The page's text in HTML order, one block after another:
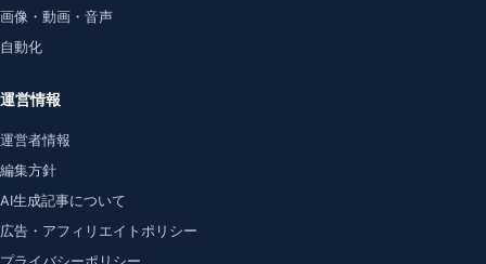
画像・動画・音声
自動化
運営情報
運営者情報
編集方針
AI生成記事について
広告・アフィリエイトポリシー